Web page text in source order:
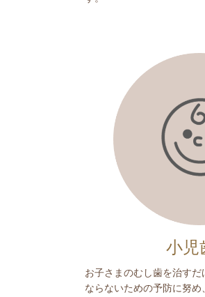
小児
お子さまのむし歯を治す
ならないための予防に努